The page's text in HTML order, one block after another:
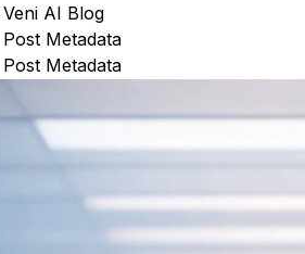
Veni AI Blog
Post Metadata
Post Metadata